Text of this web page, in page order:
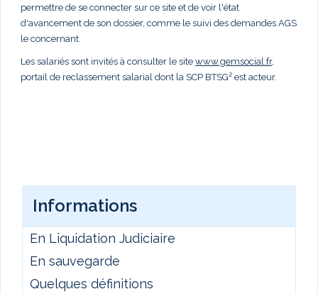
permettre de se connecter sur ce site et de voir l'état
d'avancement de son dossier, comme le suivi des demandes AGS
le concernant.
Les salariés sont invités à consulter le site www.gemsocial.fr,
portail de reclassement salarial dont la SCP BTSG² est acteur.
Informations
En Liquidation Judiciaire
En sauvegarde
Quelques définitions